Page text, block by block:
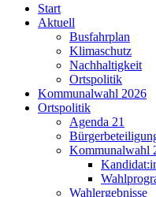
Start
Aktuell
Busfahrplan
Klimaschutz
Nachhaltigkeit
Ortspolitik
Kommunalwahl 2026
Ortspolitik
Agenda 21
Kommunalwahl
Wahlergebnisse